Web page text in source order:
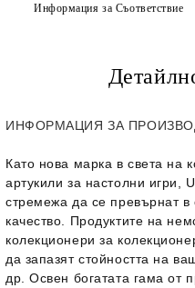
Информация за Съответствие
ИНФОРМАЦИЯ ЗА
Като нова марка в света на
артукили за настолни игри,
стремежа да се превърнат
качество. Продуктите на
колекционери за
да запазят стойността на
др. Освен богатата гама от